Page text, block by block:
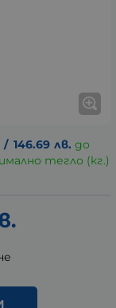
/ 146.69 лв. до
тегло (кг.)